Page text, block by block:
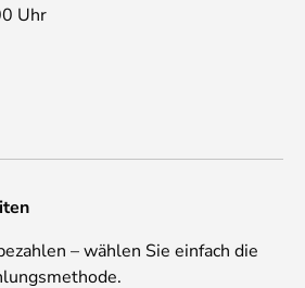
Uhr
– wählen Sie einfach die